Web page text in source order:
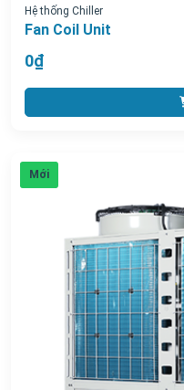
Hệ thống Chiller
Fan Coil Unit
0₫
Mới